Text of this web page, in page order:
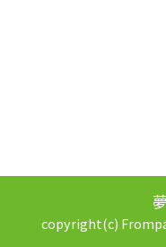
copyright(c)